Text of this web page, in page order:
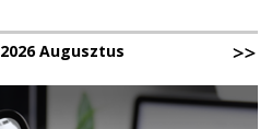
2026 Augusztus